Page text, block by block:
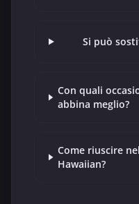
Si può
Con quali
abbina meglio?
Come riuscire
Hawaiian?